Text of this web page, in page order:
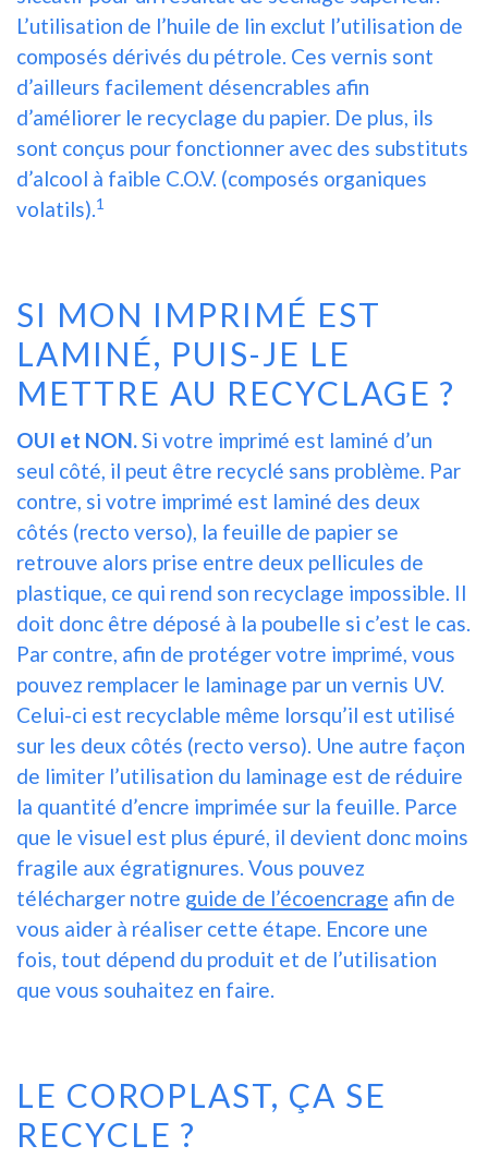
L’utilisation de l’huile de lin exclut l’utilisation de
composés dérivés du pétrole. Ces vernis sont
d’ailleurs facilement désencrables afin
d’améliorer le recyclage du papier. De plus, ils
sont conçus pour fonctionner avec des substituts
d’alcool à faible C.O.V. (composés organiques
volatils).1
SI MON IMPRIMÉ EST
LAMINÉ, PUIS-JE LE
METTRE AU RECYCLAGE ?
OUI et NON.Si votre imprimé est laminé d’un
seul côté, il peut être recyclé sans problème. Par
contre, si votre imprimé est laminé des deux
côtés (recto verso), la feuille de papier se
retrouve alors prise entre deux pellicules de
plastique, ce qui rend son recyclage impossible. Il
doit donc être déposé à la poubelle si c’est le cas.
Par contre, afin de protéger votre imprimé, vous
pouvez remplacer le laminage par un vernis UV.
Celui-ci est recyclable même lorsqu’il est utilisé
sur les deux côtés (recto verso). Une autre façon
de limiter l’utilisation du laminage est de réduire
la quantité d’encre imprimée sur la feuille. Parce
que le visuel est plus épuré, il devient donc moins
fragile aux égratignures. Vous pouvez
télécharger notre guide de l’écoencrage afin de
vous aider à réaliser cette étape. Encore une
fois, tout dépend du produit et de l’utilisation
que vous souhaitez en faire.
LE COROPLAST, ÇA SE
RECYCLE ?